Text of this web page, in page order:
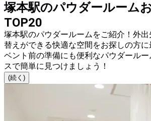
塚本駅のパウダールーム
TOP20
塚本駅のパウダールームをご紹介！外
替えができる快適な空間をお探しの方
ベント前の準備にも便利なパウダール
スで簡単に見つけましょう！
(続く)